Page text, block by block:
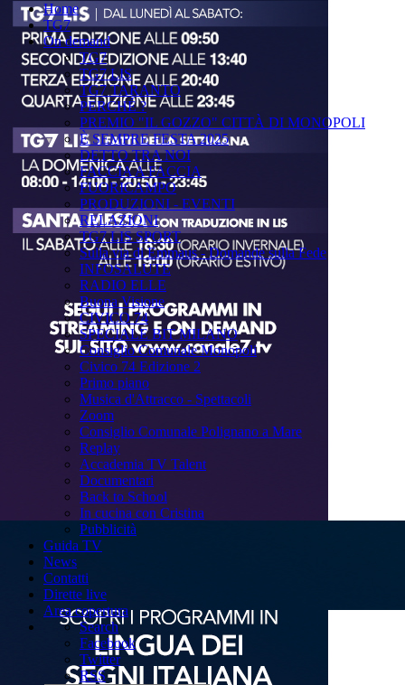
Home
TG7
On demand
TG7
TG7 LIS
TG7 TARANTO
PERCHÉ ?
PREMIO "IL GOZZO" CITTÀ DI MONOPOLI
È SEMPRE FESTA 2025
DETTO TRA NOI
FACCIA A FACCIA
FUORICAMPO
PRODUZIONI - EVENTI
RELAZIONI
TG7 LIS SPORT
Sulla via di Emmaus - Domande sulla Fede
INFOSALUTE
RADIO ELLE
Buona Visione
CIVICO 74
SPECIALE BIT MILANO
Consiglio Comunale Monopoli
Civico 74 Edizione 2
Primo piano
Musica d'Attracco - Spettacoli
Zoom
Consiglio Comunale Polignano a Mare
Replay
Accademia TV Talent
Documentari
Back to School
In cucina con Cristina
Pubblicità
Guida TV
News
Contatti
Dirette live
Area copertura
Search
Facebook
Twitter
RSS